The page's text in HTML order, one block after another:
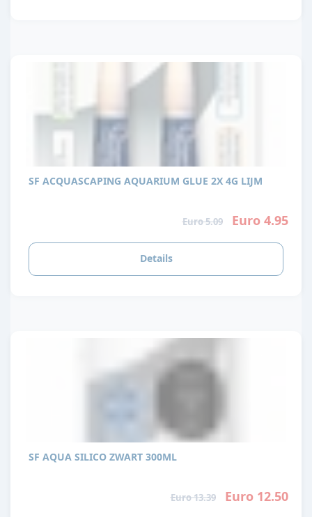
SF ACQUASCAPING AQUARIUM GLUE 2X 4G LIJM
Euro 5.09 Euro 4.95
Details
SF AQUA SILICO ZWART 300ML
Euro 13.39 Euro 12.50